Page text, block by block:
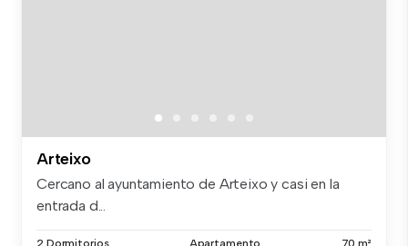
Arteixo
Cercano al ayuntamiento de Arteixo y casi en la
entrada d...